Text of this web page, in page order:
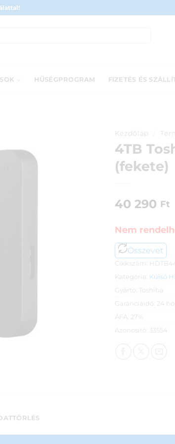
HŰSÉGPROGRAM FIZETÉS ÉS
Kezdőlap
4TB
(fekete)
40 290 Ft
Nem
Összevet
Cikkszám:
Kategória: Külső
Gyártó: Toshiba
Garanciaidő: 24
ÁFA: 27%
Azonosító: 33554